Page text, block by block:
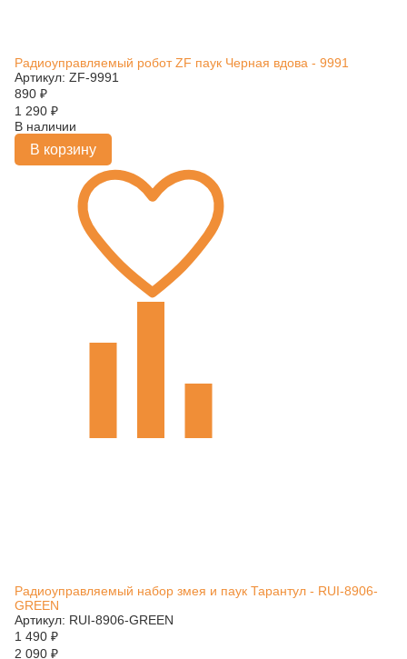
Радиоуправляемый робот ZF паук Черная вдова - 9991
Артикул: ZF-9991
890 ₽
1 290 ₽
В наличии
В корзину
Радиоуправляемый набор змея и паук Тарантул - RUI-8906-
GREEN
Артикул: RUI-8906-GREEN
1 490 ₽
2 090 ₽